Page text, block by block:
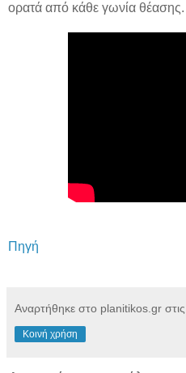
ορατά από κάθε γωνία θέασης.
Πηγή
Αναρτήθηκε στο planitikos.gr στις
Κοινή χρήση